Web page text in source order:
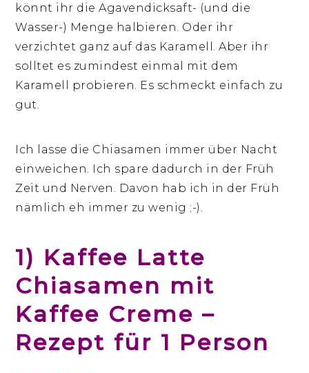
könnt ihr die Agavendicksaft- (und die
Wasser-) Menge halbieren. Oder ihr
verzichtet ganz auf das Karamell. Aber ihr
solltet es zumindest einmal mit dem
Karamell probieren. Es schmeckt einfach zu
gut.
Ich lasse die Chiasamen immer über Nacht
einweichen. Ich spare dadurch in der Früh
Zeit und Nerven. Davon hab ich in der Früh
nämlich eh immer zu wenig ;-).
1) Kaffee Latte
Chiasamen mit
Kaffee Creme –
Rezept für 1 Person